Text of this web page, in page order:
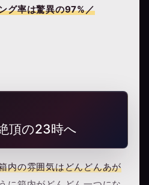
グ率は驚異の97%／
頂の23時へ
内の雰囲気はどんどんあが